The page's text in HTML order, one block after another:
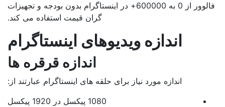
فالوور از 0 به 600000+ در اینستاگرام بدون بودجه و تجهیزات
گران قیمت استفاده می کند.
اندازه ویدیوهای اینستاگرام
اندازه قرقره ها
اندازه مورد نیاز برای حلقه های اینستاگرام عبارتند از:
1080 پیکسل در 1920 پیکسل